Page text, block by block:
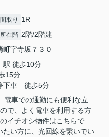
間取り 1R
所在階 2階/2階建
町字寺坂７３０
駅 徒歩10分
15分
下車 徒歩5分
電車での通勤にも便利な立
で、よく電車を利用する方
イチオシ物件はこちらで
たい方に、光回線を繋いでい